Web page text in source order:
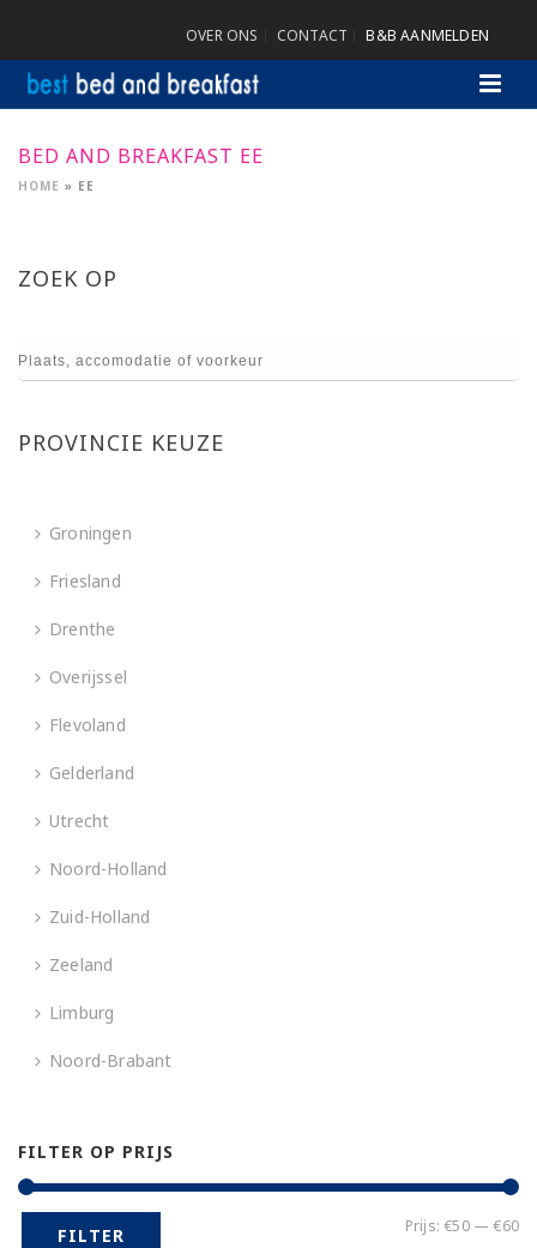
OVER ONS CONTACT B&B AANMELDEN
BED AND BREAKFAST EE
HOME » EE
ZOEK OP
PROVINCIE KEUZE
Groningen
Friesland
Drenthe
Overijssel
Flevoland
Gelderland
Utrecht
Noord-Holland
Zuid-Holland
Zeeland
Limburg
Noord-Brabant
FILTER OP PRIJS
FILTER Prijs:€50—€60